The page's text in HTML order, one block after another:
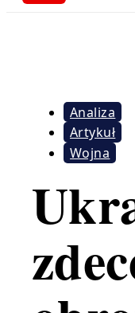
Analiza
Artykuł
Wojna